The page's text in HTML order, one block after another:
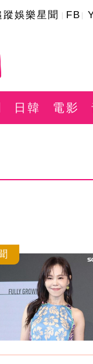
蹤娛樂星聞 FB
日韓 電影